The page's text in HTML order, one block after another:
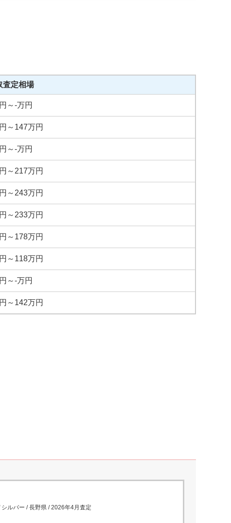
査定相場
～-万円
～ 147万円
～-万円
～ 217万円
～ 243万円
～ 233万円
～ 178万円
～ 118万円
～-万円
～ 142万円
シルバー /長野県 /2026年4月 査定